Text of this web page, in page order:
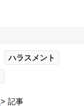
ハラスメント
記事